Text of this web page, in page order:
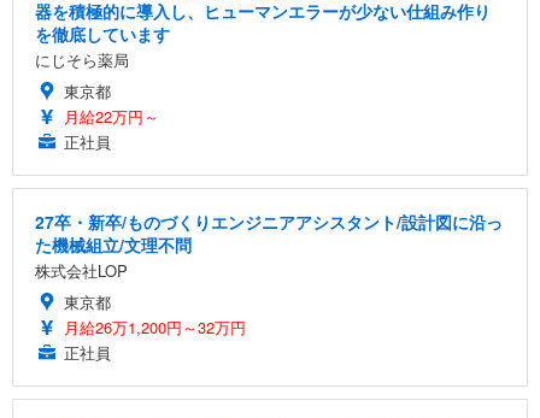
器を積極的に導入し、ヒューマンエラーが少ない仕組み作り
を徹底しています
にじそら薬局
東京都
月給22万円～
正社員
27卒・新卒/ものづくりエンジニアアシスタント/設計図に沿っ
た機械組立/文理不問
株式会社LOP
東京都
月給26万1,200円～32万円
正社員